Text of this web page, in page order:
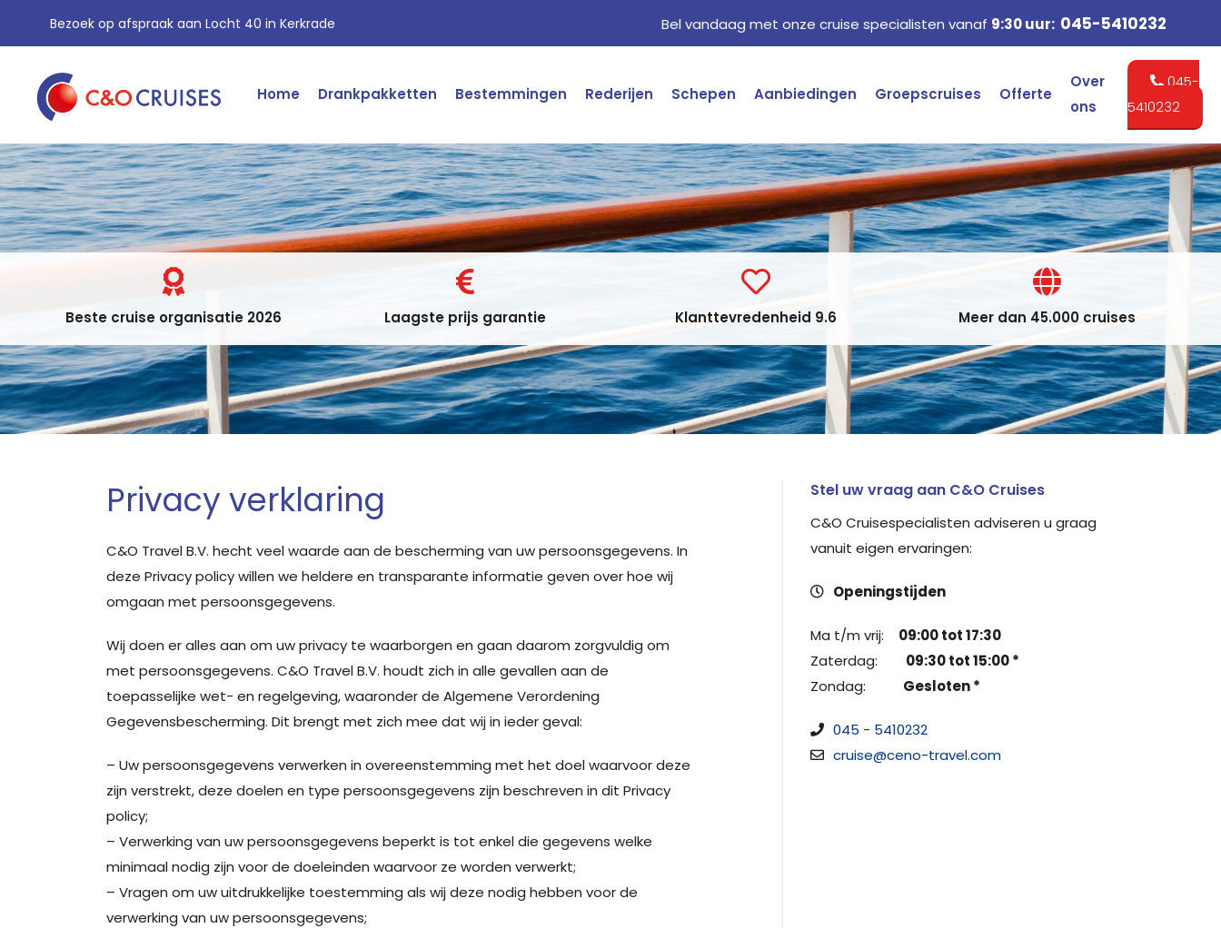
Bezoek op afspraak aan Locht 40 in Kerkrade Bel vandaag met onze cruise specialisten vanaf 9:30 uur: 045-5410232
Home Drankpakketten Bestemmingen Rederijen Schepen Aanbiedingen Groepscruises Offerte
Over
ons
045-
5410232
Beste cruise organisatie 2026 Laagste prijs garantie Klanttevredenheid 9.6 Meer dan 45.000 cruises
Privacy verklaring
C&O Travel B.V. hecht veel waarde aan de bescherming van uw persoonsgegevens. In
deze Privacy policy willen we heldere en transparante informatie geven over hoe wij
omgaan met persoonsgegevens.
Wij doen er alles aan om uw privacy te waarborgen en gaan daarom zorgvuldig om
met persoonsgegevens. C&O Travel B.V. houdt zich in alle gevallen aan de
toepasselijke wet- en regelgeving, waaronder de Algemene Verordening
Gegevensbescherming. Dit brengt met zich mee dat wij in ieder geval:
– Uw persoonsgegevens verwerken in overeenstemming met het doel waarvoor deze
zijn verstrekt, deze doelen en type persoonsgegevens zijn beschreven in dit Privacy
policy;
– Verwerking van uw persoonsgegevens beperkt is tot enkel die gegevens welke
minimaal nodig zijn voor de doeleinden waarvoor ze worden verwerkt;
– Vragen om uw uitdrukkelijke toestemming als wij deze nodig hebben voor de
verwerking van uw persoonsgegevens;
Stel uw vraag aan C&O Cruises
C&O Cruisespecialisten adviseren u graag
vanuit eigen ervaringen:
Openingstijden
Ma t/m vrij: 09:00 tot 17:30
Zaterdag: 09:30 tot 15:00 *
Zondag: Gesloten *
045 - 5410232
cruise@ceno-travel.com